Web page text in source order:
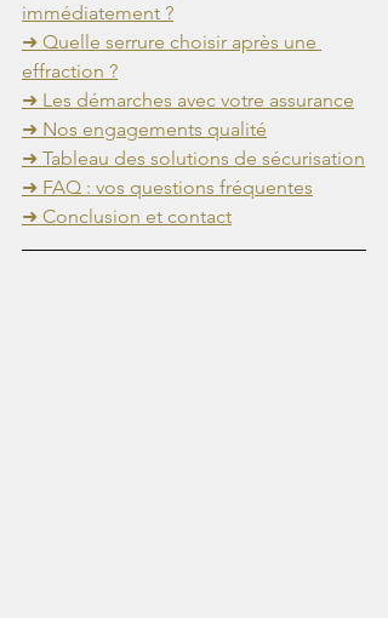
immédiatement ?
➜ Quelle serrure choisir après une
effraction ?
➜ Les démarches avec votre assurance
➜ Nos engagements qualité
➜ Tableau des solutions de sécurisation
➜ FAQ : vos questions fréquentes
➜ Conclusion et contact